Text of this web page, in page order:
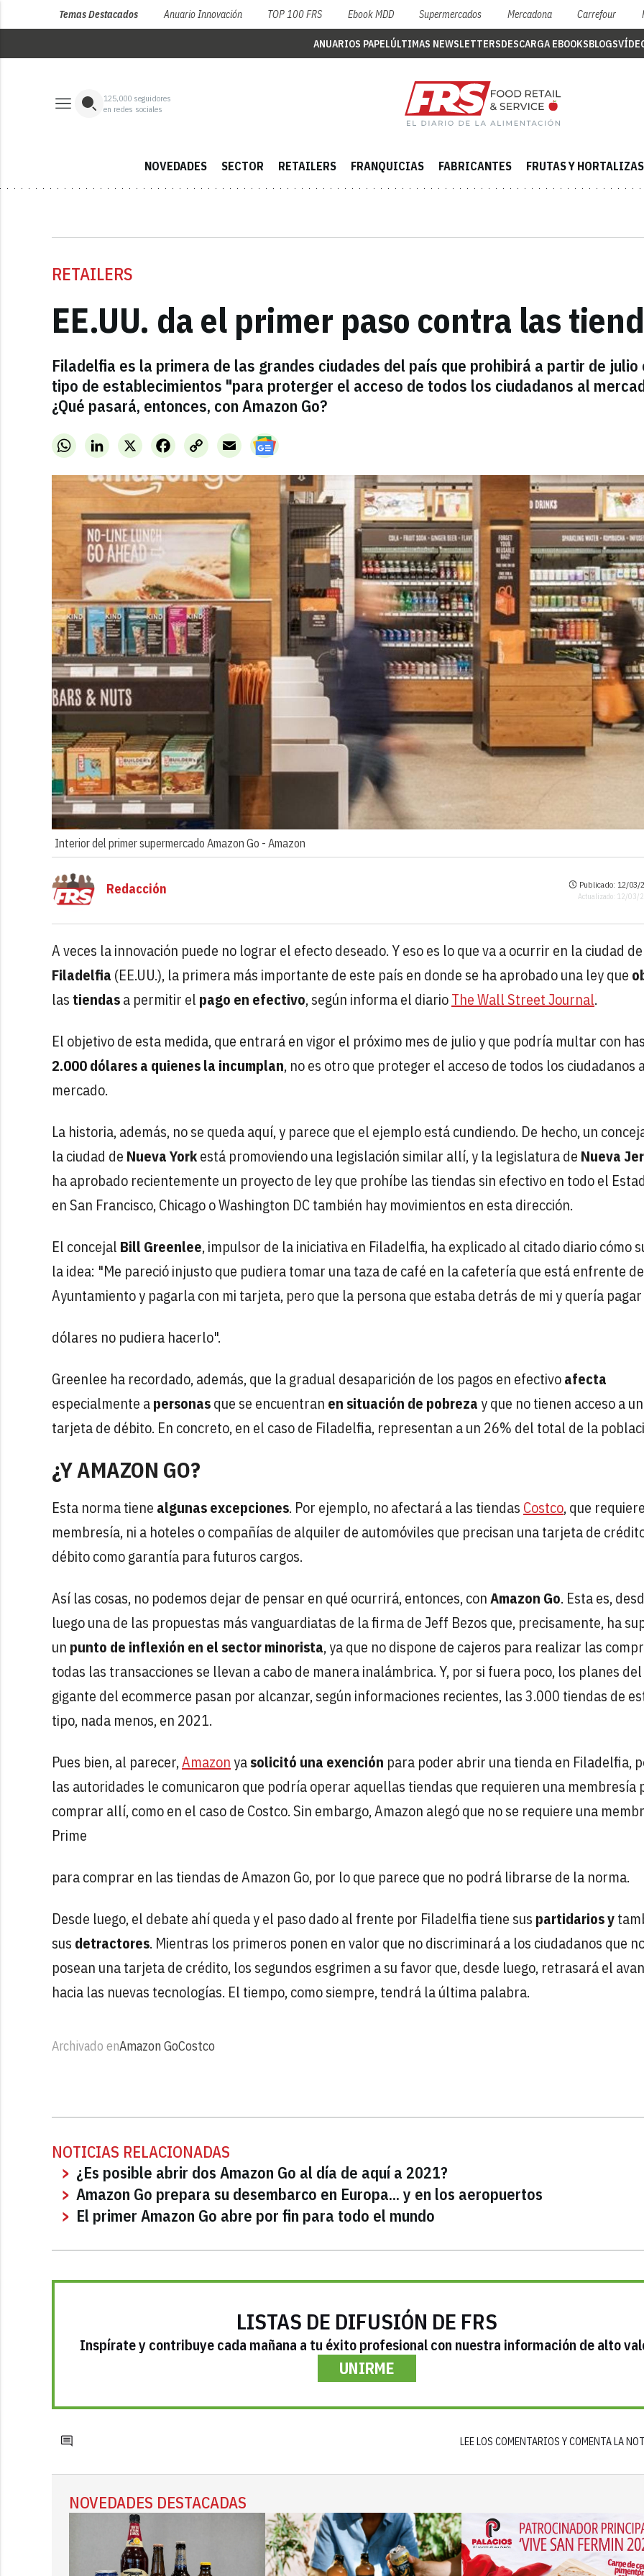
Temas Destacados Anuario Innovación TOP 100 FRS Ebook MDD Supermercados Mercadona Carrefour
ANUARIOS PAPELÚLTIMAS NEWSLETTERSDESCARGA EBOOKSBLOGS
125,000 seguidores
en redes sociales
NOVEDADES SECTOR RETAILERS FRANQUICIAS FABRICANTES FRUTAS Y HORTALIZAS
RETAILERS
EE.UU. da el primer paso contra las
Filadelfia es la primera de las grandes ciudades del país que prohibirá a partir de julio
tipo de establecimientos "para proterger el acceso de todos los ciudadanos al
¿Qué pasará, entonces, con Amazon Go?
WhatsAppLinkedInX FacebookCopy
Link
Email
Interior del primer supermercado Amazon Go - Amazon
Redacción Publicado: 12/03/
Actualizado: 12/03/
A veces la innovación puede no lograr el efecto deseado. Y eso es lo que va a ocurrir en la ciudad de
Filadelfia (EE.UU.), la primera más importante de este país en donde se ha aprobado una ley que
las tiendasa permitir el pago en efectivo, según informa el diarioThe Wall Street Journal.
El objetivo de esta medida, que entrará en vigor el próximo mes de julio y que podría multar con
2.000 dólares a quienes la incumplan, no es otro que proteger el acceso de todos los ciudadanos
mercado.
La historia, además, no se queda aquí, y parece que el ejemplo está cundiendo. De hecho, un
la ciudad de Nueva Yorkestá promoviendo una legislación similar allí, y la legislatura de Nueva
ha aprobado recientemente un proyecto de ley que prohíbe las tiendas sin efectivo en todo el
en San Francisco, Chicago o Washington DC también hay movimientos en esta dirección.
El concejal Bill Greenlee, impulsor de la iniciativa en Filadelfia, ha explicado al citado diario cómo
la idea: "Me pareció injusto que pudiera tomar una taza de café en la cafetería que está enfrente
Ayuntamiento y pagarla con mi tarjeta, pero que la persona que estaba detrás de mi y quería
dólares no pudiera hacerlo".
Greenlee ha recordado, además, que la gradual desaparición de los pagos en efectivoafecta
especialmente apersonasque se encuentran en situación de pobrezay que no tienen acceso a
tarjeta de débito. En concreto, en el caso de Filadelfia, representan a un 26% del total de la
¿Y AMAZON GO?
Esta norma tiene algunas excepciones. Por ejemplo, no afectará a las tiendas Costco, que
membresía, ni a hoteles o compañías de alquiler de automóviles que precisan una tarjeta de
débito como garantía para futuros cargos.
Así las cosas, no podemos dejar de pensar en qué ocurrirá, entonces, conAmazon Go. Esta es,
luego una de las propuestas más vanguardiatas de la firma de Jeff Bezos que, precisamente, ha
un punto de inflexión en el sector minorista, ya que no dispone de cajeros para realizar las
todas las transacciones se llevan a cabo de manera inalámbrica. Y, por si fuera poco, los planes del
gigante del ecommerce pasan por alcanzar, según informaciones recientes, las 3.000 tiendas de
tipo, nada menos, en 2021.
Pues bien, al parecer,Amazonyasolicitó una exención para poder abrir una tienda en Filadelfia,
las autoridades le comunicaron que podría operar aquellas tiendas que requieren una membresía
comprar allí, como en el caso de Costco. Sin embargo, Amazon alegó que no se requiere una
Prime
para comprar en las tiendas de Amazon Go, por lo que parece que no podrá librarse de la norma.
Desde luego, el debate ahí queda y el paso dado al frente por Filadelfia tiene sus partidarios y
sus detractores. Mientras los primeros ponen en valor que no discriminará a los ciudadanos que
posean una tarjeta de crédito, los segundos esgrimen a su favor que, desde luego, retrasará el
hacia las nuevas tecnologías. El tiempo, como siempre, tendrá la última palabra.
Archivado enAmazon GoCostco
NOTICIAS RELACIONADAS
¿Es posible abrir dos Amazon Go al día de aquí a 2021?
Amazon Go prepara su desembarco en Europa... y en los aeropuertos
El primer Amazon Go abre por fin para todo el mundo
LISTAS DE DIFUSIÓN DE FRS
Inspírate y contribuye cada mañana a tu éxito profesional con nuestra información de alto
UNIRME
LEE LOS COMENTARIOS Y COMENTA LA
NOVEDADES DESTACADAS